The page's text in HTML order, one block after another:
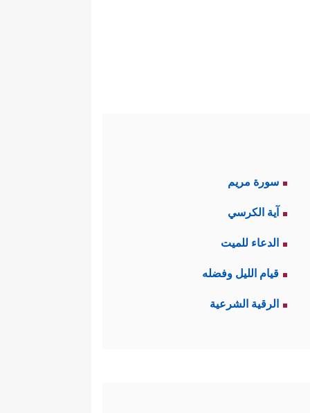
سورة مريم
آية الكرسي
الدعاء للميت
قيام الليل وفضله
الرقية الشرعية